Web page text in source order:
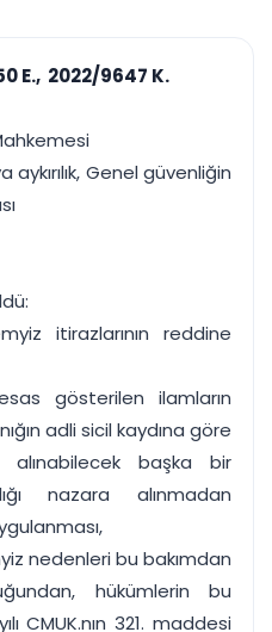
takibi
E., 2022/9647 K.
aykırılık, Genel güvenliğin
itirazlarının reddine
gösterilen ilamların
adli sicil kaydına göre
alınabilecek başka bir
nazara alınmadan
nedenleri bu bakımdan
hükümlerin bu
CMUK.nın 321. maddesi